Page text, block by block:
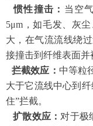
惯性撞击： 当空
5μm，如毛发、灰
大，在气流流线绕
接撞击到纤维表面并
拦截效应： 中等粒
大于它流线中心到
住”拦截。
扩散效应： 对于极